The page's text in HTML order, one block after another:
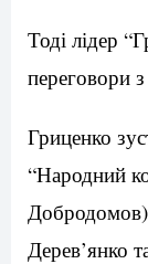
Тоді лідер
переговори
Гриценко
“Народний
Дерев’янко